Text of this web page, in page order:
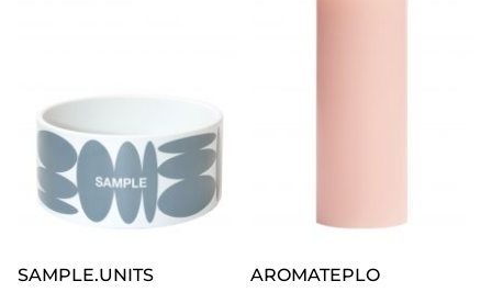
SAMPLE.UNITS AROMATEPLO